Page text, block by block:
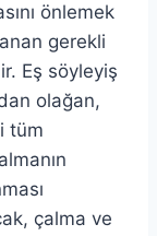
önlemek
gerekli
Eş söyleyiş
olağan,
tüm
çalma ve